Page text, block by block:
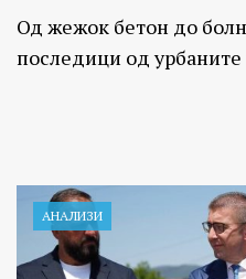
Од жежок бетон до
последици од
АНАЛИЗИ